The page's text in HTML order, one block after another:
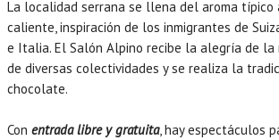
La localidad serrana se llena del aroma típico
caliente, inspiración de los inmigrantes de
e Italia. El Salón Alpino recibe la alegría de la
de diversas colectividades y se realiza la
chocolate.
Con entrada libre y gratuita, hay espectáculos